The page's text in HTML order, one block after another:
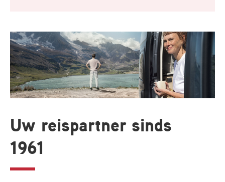
Uw reispartner sinds
1961